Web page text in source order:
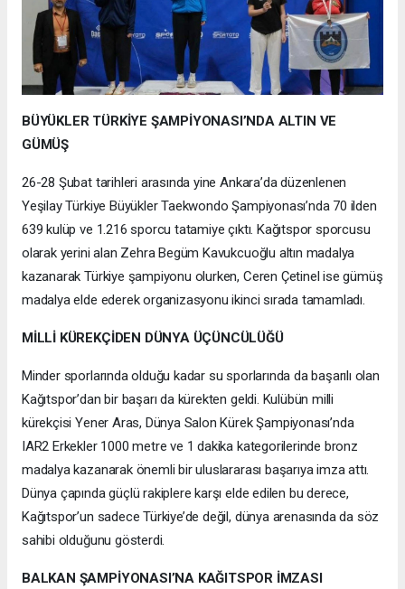
BÜYÜKLER TÜRKİYE ŞAMPİYONASI’NDA ALTIN VE
GÜMÜŞ
26-28 Şubat tarihleri arasında yine Ankara’da düzenlenen
Yeşilay Türkiye Büyükler Taekwondo Şampiyonası’nda 70 ilden
639 kulüp ve 1.216 sporcu tatamiye çıktı. Kağıtspor sporcusu
olarak yerini alan Zehra Begüm Kavukcuoğlu altın madalya
kazanarak Türkiye şampiyonu olurken, Ceren Çetinel ise gümüş
madalya elde ederek organizasyonu ikinci sırada tamamladı.
MİLLİ KÜREKÇİDEN DÜNYA ÜÇÜNCÜLÜĞÜ
Minder sporlarında olduğu kadar su sporlarında da başarılı olan
Kağıtspor’dan bir başarı da kürekten geldi. Kulübün milli
kürekçisi Yener Aras, Dünya Salon Kürek Şampiyonası’nda
IAR2 Erkekler 1000 metre ve 1 dakika kategorilerinde bronz
madalya kazanarak önemli bir uluslararası başarıya imza attı.
Dünya çapında güçlü rakiplere karşı elde edilen bu derece,
Kağıtspor’un sadece Türkiye’de değil, dünya arenasında da söz
sahibi olduğunu gösterdi.
BALKAN ŞAMPİYONASI’NA KAĞITSPOR İMZASI